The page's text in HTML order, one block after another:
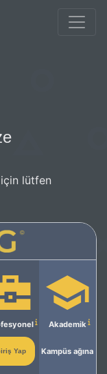
lütfen
Yap
Akademik
Kampüs ağına